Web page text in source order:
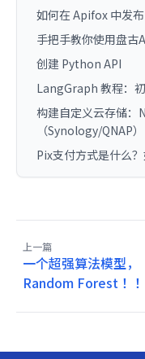
如何在 Apifox 中发布
手把手教你使用盘古
创建 Python API
LangGraph 教程：
构建自定义云存储：
（Synology/QNAP）
Pix支付方式是什么
上一篇
一个超强算法模型，
Random Forest ！！